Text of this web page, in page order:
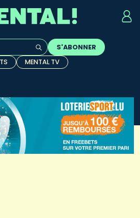
l'auto-complétion sont
S'ABONNER
MENTAL TV